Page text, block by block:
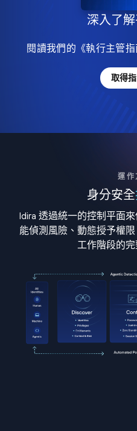
深入了
閱讀我們的《執行主管
取得
運作
身分安全
Idira 透過統一的控制平面
能偵測風險、動態授予權
工作階段的完